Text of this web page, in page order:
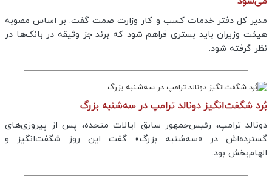
مدیر کل دفتر خدمات کسب و کار وزارت صمت گفت: بر اساس مصوبه
هیئت وزیران باید بستری فراهم شود که برند جز وثیقه‌ در بانک‌ها در
نظر گرفته شود.
بُرد شگفت‌انگیز دونالد ترامپ در سه‌شنبه بزرگ
دونالد ترامپ، رئیس‌جمهور سابق ایالات متحده، پس از پیروزی‌های
گسترده‌اش در «سه‌شنبه بزرگ» گفت این روز شگفت‌انگیز و
الهام‌بخش بود.